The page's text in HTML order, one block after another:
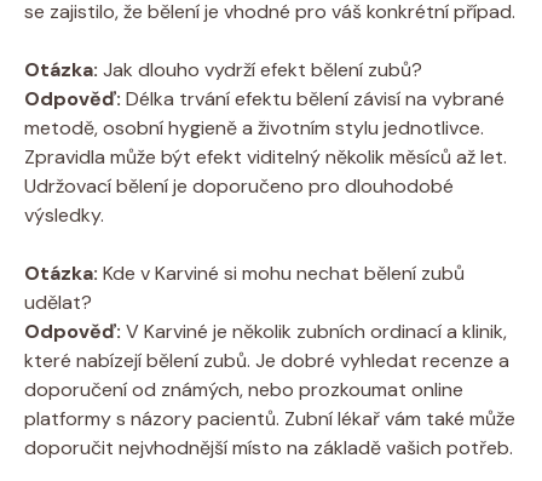
se zajistilo, že bělení je vhodné pro váš konkrétní případ.
Otázka: Jak dlouho vydrží efekt bělení zubů?
Odpověď: Délka trvání efektu bělení závisí na vybrané
metodě, osobní hygieně a životním stylu jednotlivce.
Zpravidla může být efekt viditelný několik měsíců až let.
Udržovací bělení je doporučeno pro dlouhodobé
výsledky.
Otázka: Kde v Karviné si mohu nechat bělení zubů
udělat?
Odpověď: V Karviné je několik zubních ordinací a klinik,
které nabízejí bělení zubů. Je dobré vyhledat recenze a
doporučení od známých, nebo prozkoumat online
platformy s názory pacientů. Zubní lékař vám také může
doporučit nejvhodnější místo na základě vašich potřeb.